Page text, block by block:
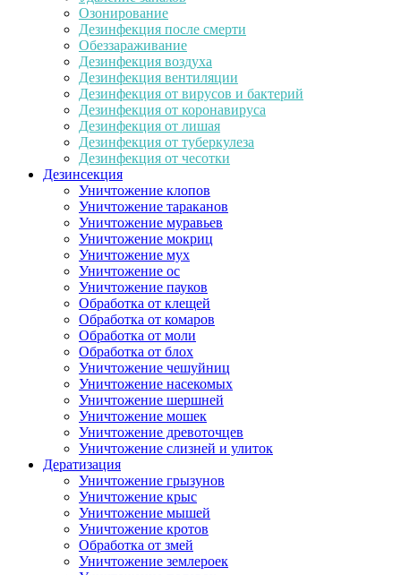
Озонирование
Дезинфекция после смерти
Обеззараживание
Дезинфекция воздуха
Дезинфекция вентиляции
Дезинфекция от вирусов и бактерий
Дезинфекция от коронавируса
Дезинфекция от лишая
Дезинфекция от туберкулеза
Дезинфекция от чесотки
Дезинсекция
Уничтожение клопов
Уничтожение тараканов
Уничтожение муравьев
Уничтожение мокриц
Уничтожение мух
Уничтожение ос
Уничтожение пауков
Обработка от клещей
Обработка от комаров
Обработка от моли
Обработка от блох
Уничтожение чешуйниц
Уничтожение насекомых
Уничтожение шершней
Уничтожение мошек
Уничтожение древоточцев
Уничтожение слизней и улиток
Дератизация
Уничтожение грызунов
Уничтожение крыс
Уничтожение мышей
Уничтожение кротов
Обработка от змей
Уничтожение землероек